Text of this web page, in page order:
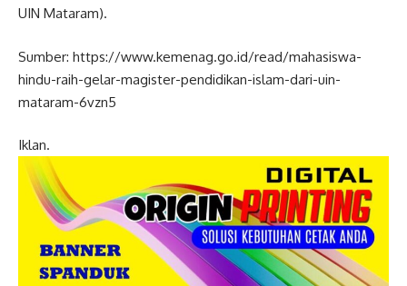
UIN Mataram).
Sumber: https://www.kemenag.go.id/read/mahasiswa-
hindu-raih-gelar-magister-pendidikan-islam-dari-uin-
mataram-6vzn5
Iklan.